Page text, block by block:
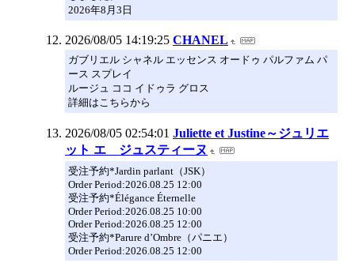
2026年8月3日
2026/08/05 14:19:25 CHANEL
ガブリエル シャネル エッセンス オードゥ パルファム パ
ース スプレイ
ルージュ ココ イドゥラ グロス
詳細はこちらから
2026/08/05 02:54:01 Juliette et Justine～ジュリエ
ット エ ジュスティーヌ
受注予約*Jardin parlant（JSK）
Order Period:2026.08.25 12:00
受注予約*Élégance Éternelle
Order Period:2026.08.25 10:00
Order Period:2026.08.25 12:00
受注予約*Parure d’Ombre（パニエ）
Order Period:2026.08.25 12:00